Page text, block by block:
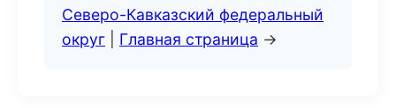
Северо-Кавказский федеральный
округ
Главная страница →